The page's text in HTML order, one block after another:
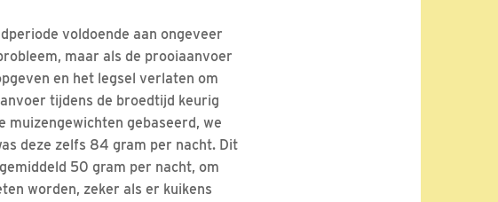
voldoende aan ongeveer
maar als de prooiaanvoer
en het legsel verlaten om
tijdens de broedtijd keurig
muizengewichten gebaseerd, we
deze zelfs 84 gram per nacht. Dit
50 gram per nacht, om
worden, zeker als er kuikens